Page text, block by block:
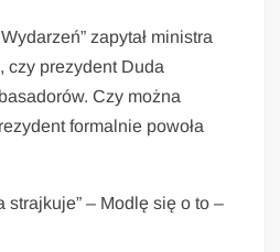
zapytał ministra
czy prezydent Duda
Czy można
formalnie powoła
strajkuje” – Modlę się o to –